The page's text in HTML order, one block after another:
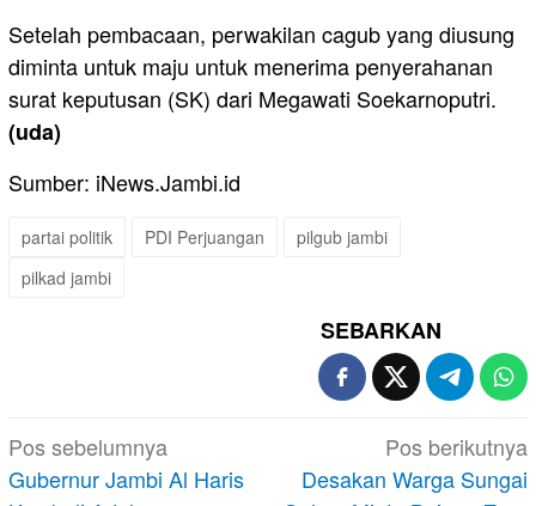
Setelah pembacaan, perwakilan cagub yang diusung
diminta untuk maju untuk menerima penyerahanan
surat keputusan (SK) dari Megawati Soekarnoputri.
(uda)
Sumber: iNews.Jambi.id
partai politik PDI Perjuangan
pilgub jambi
pilkad jambi
SEBARKAN
Navigasi
pos
Pos sebelumnya
Gubernur Jambi Al Haris
Pos berikutnya
Desakan Warga Sungai